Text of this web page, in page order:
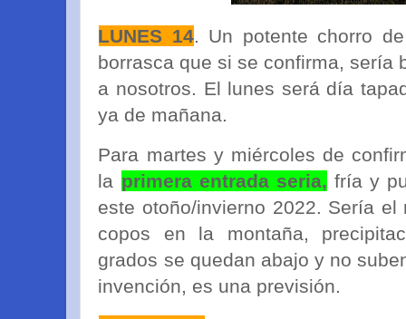
LUNES 14. Un potente chorro
borrasca que si se confirma, sería
a nosotros. El lunes será día
ya de mañana.
Para martes y miércoles de
la primera entrada seria, fría y
este otoño/invierno 2022. Sería
copos en la montaña,
grados se quedan abajo y no
invención, es una previsión.